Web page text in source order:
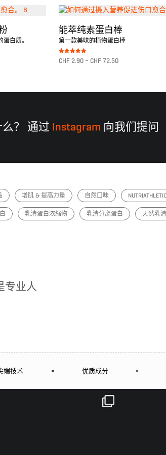
蛋白质。
能萃纯素蛋白棒
第一款美味的植物蛋白棒
Bewertet mit
5.00
CHF 2.90 – CHF 72.50
？ 通过 Instagram 向我们提问
增肌 & 提高力量 自然口味
乳清蛋白浓缩物 乳清分离蛋白 天然乳
专业人
端技术 × 优质成分 ×